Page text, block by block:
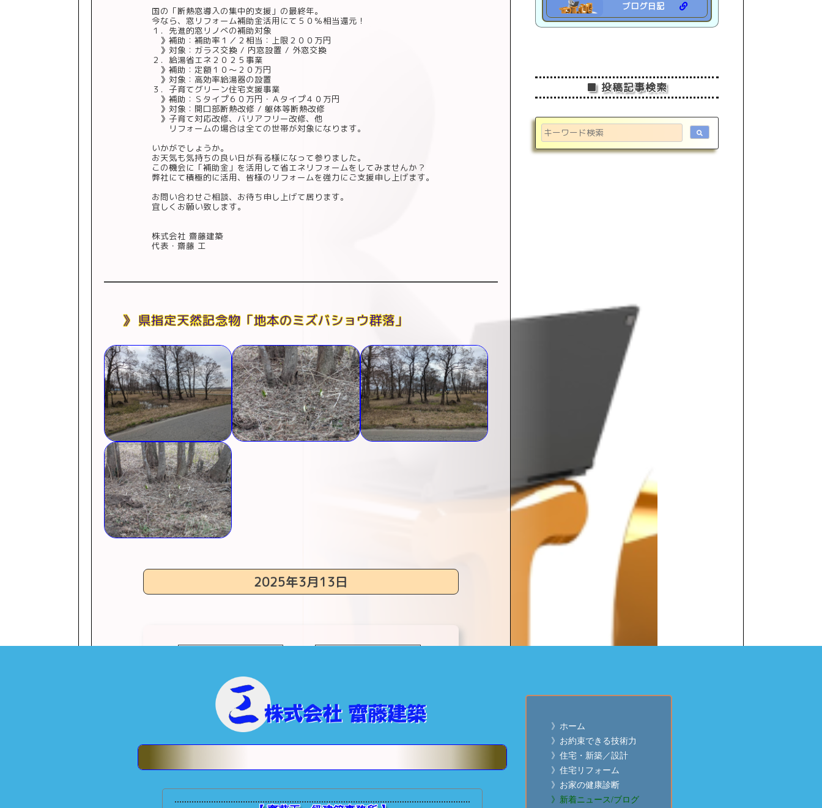
国の「断熱窓導入の集中的支援」の最終年。
今なら、窓リフォーム補助金活用にて５０％相当還元！
１．先進的窓リノべの補助対象
》補助：補助率１／２相当：上限２００万円
》対象：ガラス交換 / 内窓設置 / 外窓交換
２．給湯省エネ２０２５事業
》補助：定額１０〜２０万円
》対象：高効率給湯器の設置
３．子育てグリーン住宅支援事業
》補助：Ｓタイプ６０万円・Ａタイプ４０万円
》対象：開口部断熱改修 / 躯体等断熱改修
》子育て対応改修、バリアフリー改修、他
リフォームの場合は全ての世帯が対象になります。
いかがでしょうか。
お天気も気持ちの良い日が有る様になって参りました。
この機会に「補助金」を活用して省エネリフォームをしてみませんか？
弊社にて積極的に活用、皆様のリフォームを強力にご支援申し上げます。
お問い合わせご相談、お待ち申し上げて居ります。
宜しくお願い致します。
株式会社 齋藤建築
代表・齋藤 工
県指定天然記念物「地本のミズバショウ群落」
2025年3月13日
ブログ日記
■ 投稿記事検索
【春の香り】気の早い水芭蕉さん
》ホーム
》お約束できる技術力
》住宅・新築／設計
》住宅リフォーム
》お家の健康診断
》新着ニュース/ブログ